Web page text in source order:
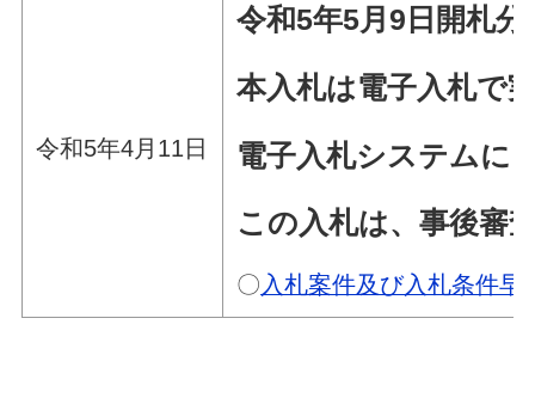
令和5年4月11日
令和5年5月9日 開札
本入札は電子入札で
電子入札システムに
この入札は、事後審
〇 入札案件及び入札条件早